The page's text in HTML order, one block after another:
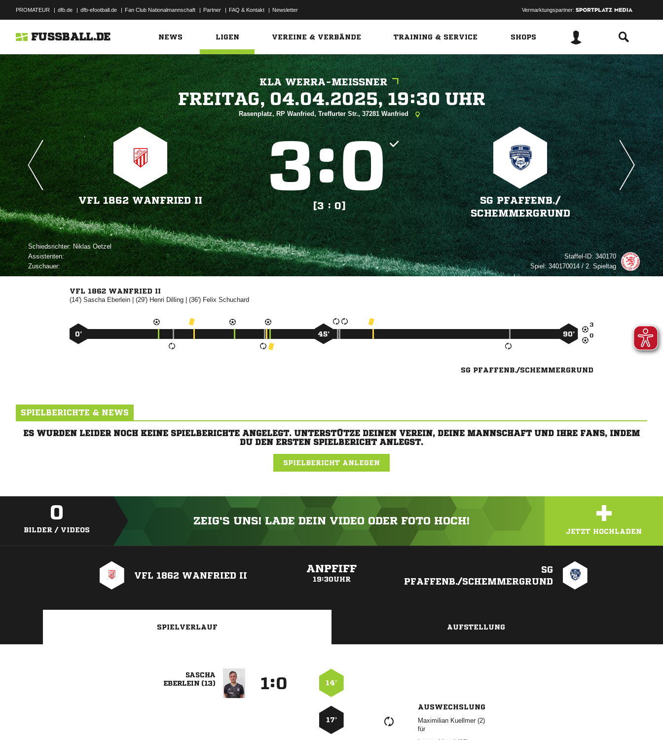
PROMATEUR | dfb.de | dfb-efootball.de | Fan Club Nationalmannschaft | Partner | FAQ & Kontakt | Newsletter Vermarktungspartner:
FUSSBALL.DE NEWS LIGEN VEREINE & VERBÄNDE TRAINING & SERVICE SHOPS
KLA WERRA-MEISSNER
   
Rasenplatz, RP Wanfried, Treffurter Str., 37281 Wanfried
VFL 1862 WANFRIED II
:
[3 : 0]
SG PFAFFENB./​
SCHEMMERGRUND
Schiedsrichter: 
Assistenten:
Zuschauer:
Staffel-ID:340170
Spiel:340170014 / 2. Spieltag
VFL 1862 WANFRIED II
(14') | (29')  | (36')  


0’ 45’ 90’
SG PFAFFENB./SCHEMMERGRUND
SPIELBERICHTE & NEWS
ES WURDEN LEIDER NOCH KEINE SPIELBERICHTE ANGELEGT. UNTERSTÜTZE DEINEN VEREIN, DEINE MANNSCHAFT UND IHRE FANS, INDEM
DU DEN ERSTEN SPIELBERICHT ANLEGST.
SPIELBERICHT ANLEGEN
0
BILDER / VIDEOS
ZEIG'S UNS! LADE DEIN VIDEO ODER FOTO HOCH! +
JETZT HOCHLADEN
VFL 1862 WANFRIED II
ANPFIFF
19:30UHR
SG
PFAFFENB./SCHEMMERGRUND
SPIELVERLAUF AUFSTELLUNG

 
: 14’
17’
AUSWECHSLUNG
  
für